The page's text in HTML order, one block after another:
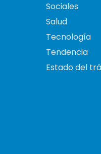
Sociales
Salud
Tecnología
Tendencia
Estado del